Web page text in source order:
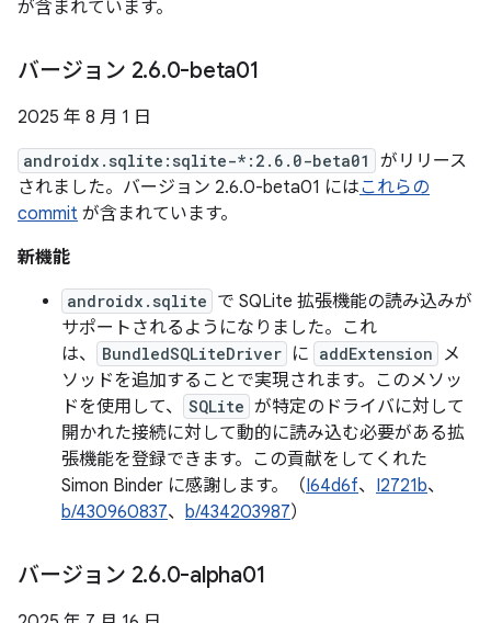
が含まれています。
バージョン 2.6.0-beta01
2025 年 8 月 1 日
androidx.sqlite:sqlite-*:2.6.0-beta01
がリリース
されました。バージョン 2.6.0-beta01 にはこれらの
commit が含まれています。
新機能
androidx.sqlite で SQLite 拡張機能の読み込みが
サポートされるようになりました。これ
は、
BundledSQLiteDriver に addExtension
メ
ソッドを追加することで実現されます。このメソッ
ドを使用して、
SQLite が特定のドライバに対して
開かれた接続に対して動的に読み込む必要がある拡
張機能を登録できます。この貢献をしてくれた
Simon Binder に感謝します。（I64d6f、 I2721b、
b/430960837、 b/434203987）
バージョン 2.6.0-alpha01